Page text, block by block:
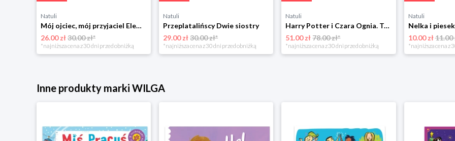
Natuli
Mój ojciec, mój przyjaciel Element
26.00 zł30.00 zł*
*najniższa cena z 30 dni przed obniżką
Natuli
Przeplatalińscy Dwie siostry
29.00 zł30.00 zł*
*najniższa cena z 30 dni przed obniżką
Natuli
Harry Potter i Czara Ognia. Tom 4 Media rodzina
51.00 zł78.00 zł*
*najniższa cena z 30 dni przed obniżką
Natuli
10.00 zł11.00
*najniższa cena z
Inne produkty marki WILGA